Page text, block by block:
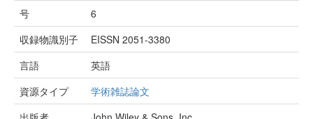
号
6
収録物識別子
EISSN 2051-3380
言語
英語
資源タイプ
学術雑誌論文